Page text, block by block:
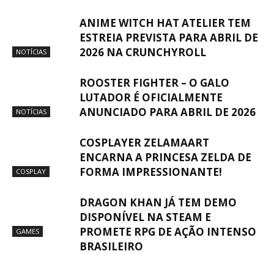
NOTÍCIAS
ANIME WITCH HAT ATELIER TEM
ESTREIA PREVISTA PARA ABRIL DE
2026 NA CRUNCHYROLL
NOTÍCIAS
ROOSTER FIGHTER – O GALO
LUTADOR É OFICIALMENTE
ANUNCIADO PARA ABRIL DE 2026
COSPLAY
COSPLAYER ZELAMAART
ENCARNA A PRINCESA ZELDA DE
FORMA IMPRESSIONANTE!
GAMES
DRAGON KHAN JÁ TEM DEMO
DISPONÍVEL NA STEAM E
PROMETE RPG DE AÇÃO INTENSO
BRASILEIRO